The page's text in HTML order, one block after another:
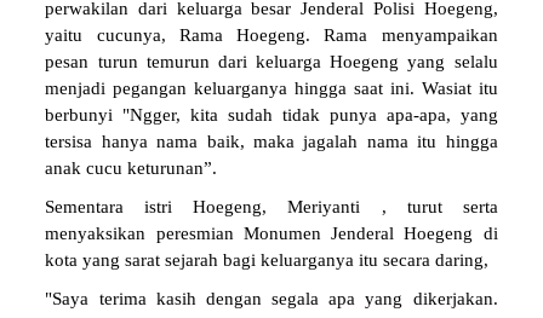
yaitu cucunya, Rama Hoegeng. Rama menyampaikan
pesan turun temurun dari keluarga Hoegeng yang selalu
menjadi pegangan keluarganya hingga saat ini. Wasiat itu
berbunyi "Ngger, kita sudah tidak punya apa-apa, yang
tersisa hanya nama baik, maka jagalah nama itu hingga
anak cucu keturunan”.
menyaksikan peresmian Monumen Jenderal Hoegeng di
kota yang sarat sejarah bagi keluarganya itu secara daring,
Pekalongan membawa kenangan manis bagi kami. Semoga